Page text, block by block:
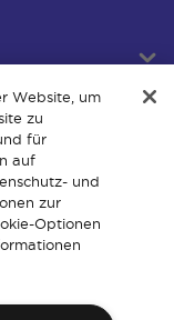
Website, um
zu
für
auf
und
zur
Optionen